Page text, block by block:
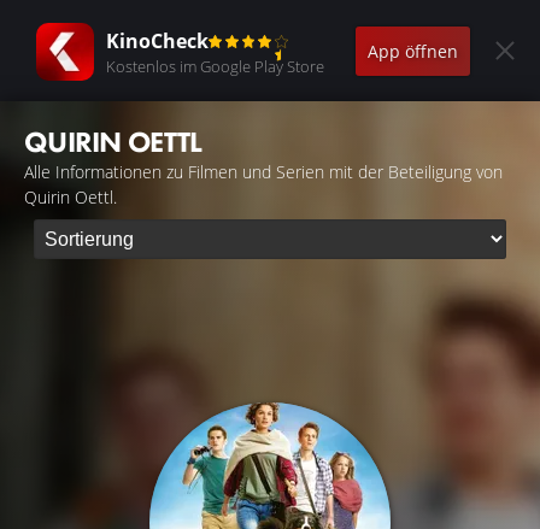
KinoCheck
Kostenlos im Google Play Store
App öffnen
QUIRIN OETTL
Alle Informationen zu Filmen und Serien mit der Beteiligung von
Quirin Oettl.